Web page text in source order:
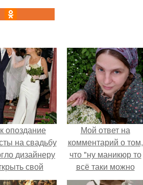
опоздание
на свадьбу
дизайнеру
свой
бренд.
Мой ответ на
комментарий о том,
что "ну маникюр то
всё таки можно
было бы сделать.